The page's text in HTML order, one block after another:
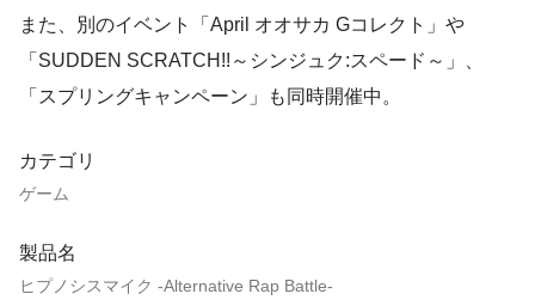
また、別のイベント「April オオサカ Gコレクト」や
「SUDDEN SCRATCH!!～シンジュク:スペード～」、
「スプリングキャンペーン」も同時開催中。
カテゴリ
ゲーム
製品名
ヒプノシスマイク -Alternative Rap Battle-